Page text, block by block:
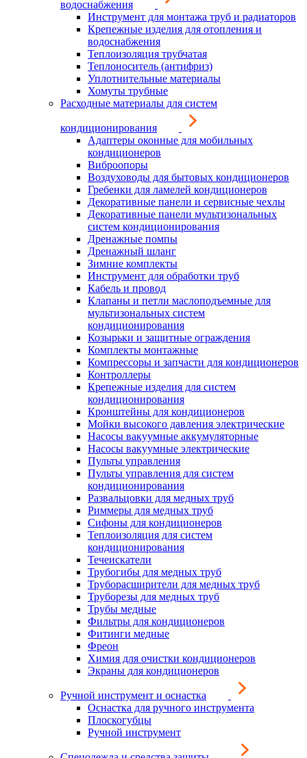
водоснабжения
Инструмент для монтажа труб и радиаторов
Крепежные изделия для отопления и
водоснабжения
Теплоизоляция трубчатая
Теплоноситель (антифриз)
Уплотнительные материалы
Хомуты трубные
Расходные материалы для систем
кондиционирования
Адаптеры оконные для мобильных
кондиционеров
Виброопоры
Воздуховоды для бытовых кондиционеров
Гребенки для ламелей кондиционеров
Декоративные панели и сервисные чехлы
Декоративные панели мультизональных
систем кондиционирования
Дренажные помпы
Дренажный шланг
Зимние комплекты
Инструмент для обработки труб
Кабель и провод
Клапаны и петли маслоподъемные для
мультизональных систем
кондиционирования
Козырьки и защитные ограждения
Комплекты монтажные
Компрессоры и запчасти для кондиционеров
Контроллеры
Крепежные изделия для систем
кондиционирования
Кронштейны для кондиционеров
Мойки высокого давления электрические
Насосы вакуумные аккумуляторные
Насосы вакуумные электрические
Пульты управления
Пульты управления для систем
кондиционирования
Развальцовки для медных труб
Риммеры для медных труб
Сифоны для кондиционеров
Теплоизоляция для систем
кондиционирования
Течеискатели
Трубогибы для медных труб
Труборасширители для медных труб
Труборезы для медных труб
Трубы медные
Фильтры для кондиционеров
Фитинги медные
Фреон
Химия для очистки кондиционеров
Экраны для кондиционеров
Ручной инструмент и оснастка
Оснастка для ручного инструмента
Плоскогубцы
Ручной инструмент